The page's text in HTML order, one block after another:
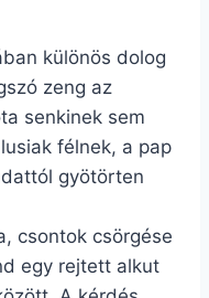
különös dolog
zeng az
senkinek sem
félnek, a pap
gyötörten
csontok csörgése
egy rejtett alkut